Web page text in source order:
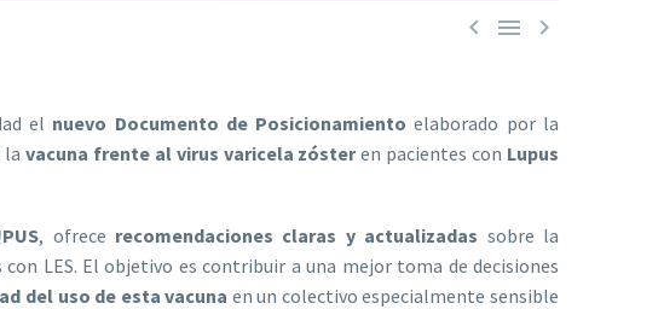
  
el nuevo Documento de Posicionamiento elaborado por la
lavacuna frente al virus varicela zósteren pacientes con Lupus
, ofrece recomendaciones claras y actualizadas sobre la
LES. El objetivo es contribuir a una mejor toma de decisiones
del uso de esta vacuna en un colectivo especialmente sensible